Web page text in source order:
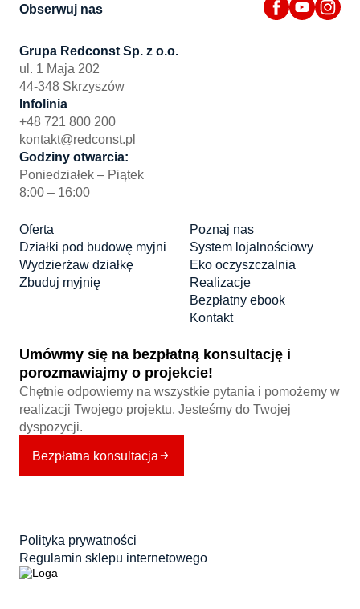
Obserwuj nas
Grupa Redconst Sp. z o.o.
ul. 1 Maja 202
44-348 Skrzyszów
Infolinia
+48 721 800 200
kontakt@redconst.pl
Godziny otwarcia:
Poniedziałek – Piątek
8:00 – 16:00
Oferta
Działki pod budowę myjni
Wydzierżaw działkę
Zbuduj myjnię
Poznaj nas
System lojalnościowy
Eko oczyszczalnia
Realizacje
Bezpłatny ebook
Kontakt
Umówmy się na bezpłatną konsultację i
porozmawiajmy o projekcie!
Chętnie odpowiemy na wszystkie pytania i pomożemy w
realizacji Twojego projektu. Jesteśmy do Twojej
dyspozycji.
Bezpłatna konsultacja
Polityka prywatności
Regulamin sklepu internetowego